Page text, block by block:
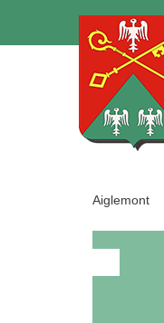
Aiglemont